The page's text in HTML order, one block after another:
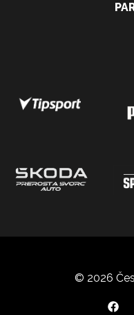
© 2026